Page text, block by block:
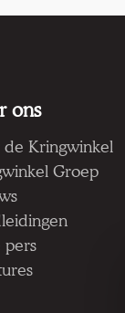
ons
de Kringwinkel
Groep
pers